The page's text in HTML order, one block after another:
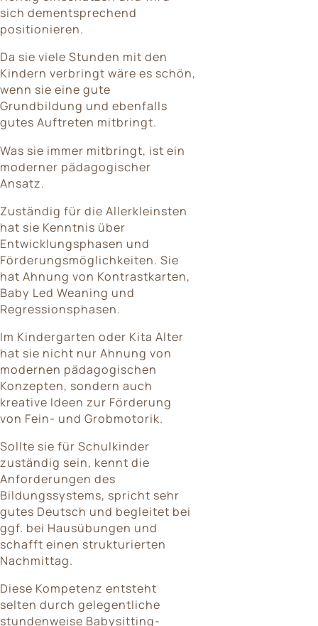
sich dementsprechend
positionieren.
Da sie viele Stunden mit den
Kindern verbringt wäre es schön,
wenn sie eine gute
Grundbildung und ebenfalls
gutes Auftreten mitbringt.
Was sie immer mitbringt, ist ein
moderner pädagogischer
Ansatz.
Zuständig für die Allerkleinsten
hat sie Kenntnis über
Entwicklungsphasen und
Förderungsmöglichkeiten. Sie
hat Ahnung von Kontrastkarten,
Baby Led Weaning und
Regressionsphasen.
Im Kindergarten oder Kita Alter
hat sie nicht nur Ahnung von
modernen pädagogischen
Konzepten, sondern auch
kreative Ideen zur Förderung
von Fein- und Grobmotorik.
Sollte sie für Schulkinder
zuständig sein, kennt die
Anforderungen des
Bildungssystems, spricht sehr
gutes Deutsch und begleitet bei
ggf. bei Hausübungen und
schafft einen strukturierten
Nachmittag.
Diese Kompetenz entsteht
selten durch gelegentliche
stundenweise Babysitting-